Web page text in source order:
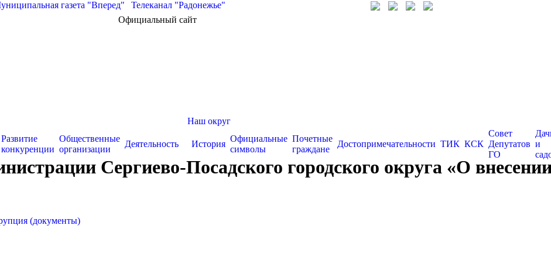
газета "Вперед"
Телеканал "Радонежье"
Официальный сайт
Развитие
конкуренции
Общественные
организации
Деятельность
Наш округ
История
Официальные
символы
Почетные
граждане
Достопримечательности ТИК КСК
Совет
Депутатов
ГО
и
Сергиево-Посадского городского округа «О
(документы)